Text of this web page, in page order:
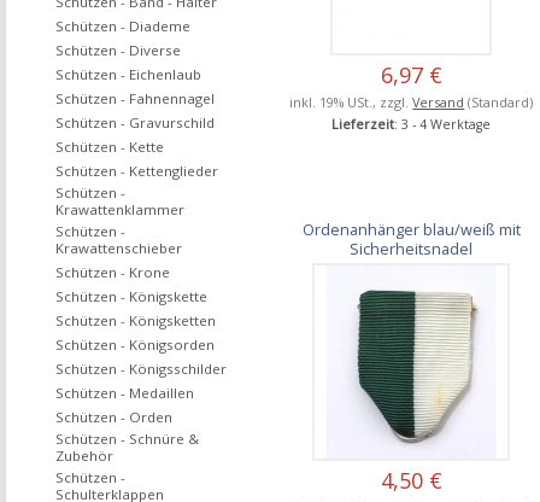
6,97 €
inkl. 19% USt., zzgl.Versand (Standard)
Lieferzeit: 3 - 4 Werktage
Ordenanhänger blau/weiß mit
Sicherheitsnadel
4,50 €
Schützen - Diademe
Schützen - Diverse
Schützen - Eichenlaub
Schützen - Fahnennagel
Schützen - Gravurschild
Schützen - Kette
Schützen - Kettenglieder
Schützen -
Krawattenklammer
Schützen -
Krawattenschieber
Schützen - Krone
Schützen - Königskette
Schützen - Königsketten
Schützen - Königsorden
Schützen - Königsschilder
Schützen - Medaillen
Schützen - Orden
Schützen - Schnüre &
Zubehör
Schützen -
Schulterklappen